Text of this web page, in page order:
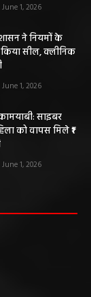
June 1, 2026
ने नियमों के
सील, क्लीनिक
June 1, 2026
साइबर
को वापस मिले ₹1
June 1, 2026